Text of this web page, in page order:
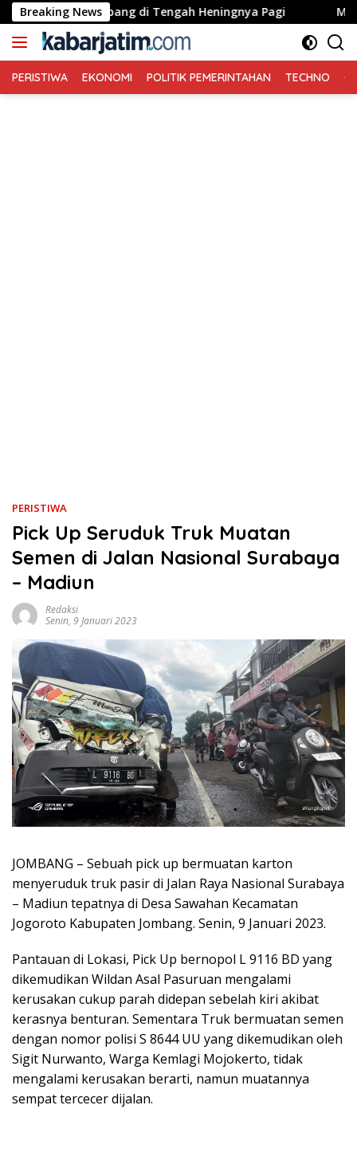
Langsung
ke
konten
Breaking News
Jombang di Tengah Heningnya Pagi MENGHARGAI
PERISTIWA EKONOMI POLITIK PEMERINTAHAN TECHNO
PERISTIWA
Pick Up Seruduk Truk Muatan
Semen di Jalan Nasional Surabaya
– Madiun
Redaksi
Senin, 9 Januari 2023
JOMBANG – Sebuah pick up bermuatan karton
menyeruduk truk pasir di Jalan Raya Nasional Surabaya
– Madiun tepatnya di Desa Sawahan Kecamatan
Jogoroto Kabupaten Jombang. Senin, 9 Januari 2023.
Pantauan di Lokasi, Pick Up bernopol L 9116 BD yang
dikemudikan Wildan Asal Pasuruan mengalami
kerusakan cukup parah didepan sebelah kiri akibat
kerasnya benturan. Sementara Truk bermuatan semen
dengan nomor polisi S 8644 UU yang dikemudikan oleh
Sigit Nurwanto, Warga Kemlagi Mojokerto, tidak
mengalami kerusakan berarti, namun muatannya
sempat tercecer dijalan.